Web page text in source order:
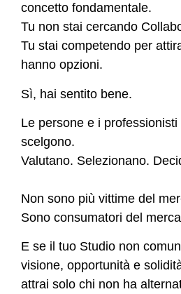
concetto fondamentale.
Tu non stai cercando
Tu stai competendo per
hanno opzioni.
Sì, hai sentito bene.
Le persone e i
scelgono.
Valutano. Selezionano.
Non sono più vittime del
Sono consumatori del
E se il tuo Studio non
visione, opportunità e
attrai solo chi non ha